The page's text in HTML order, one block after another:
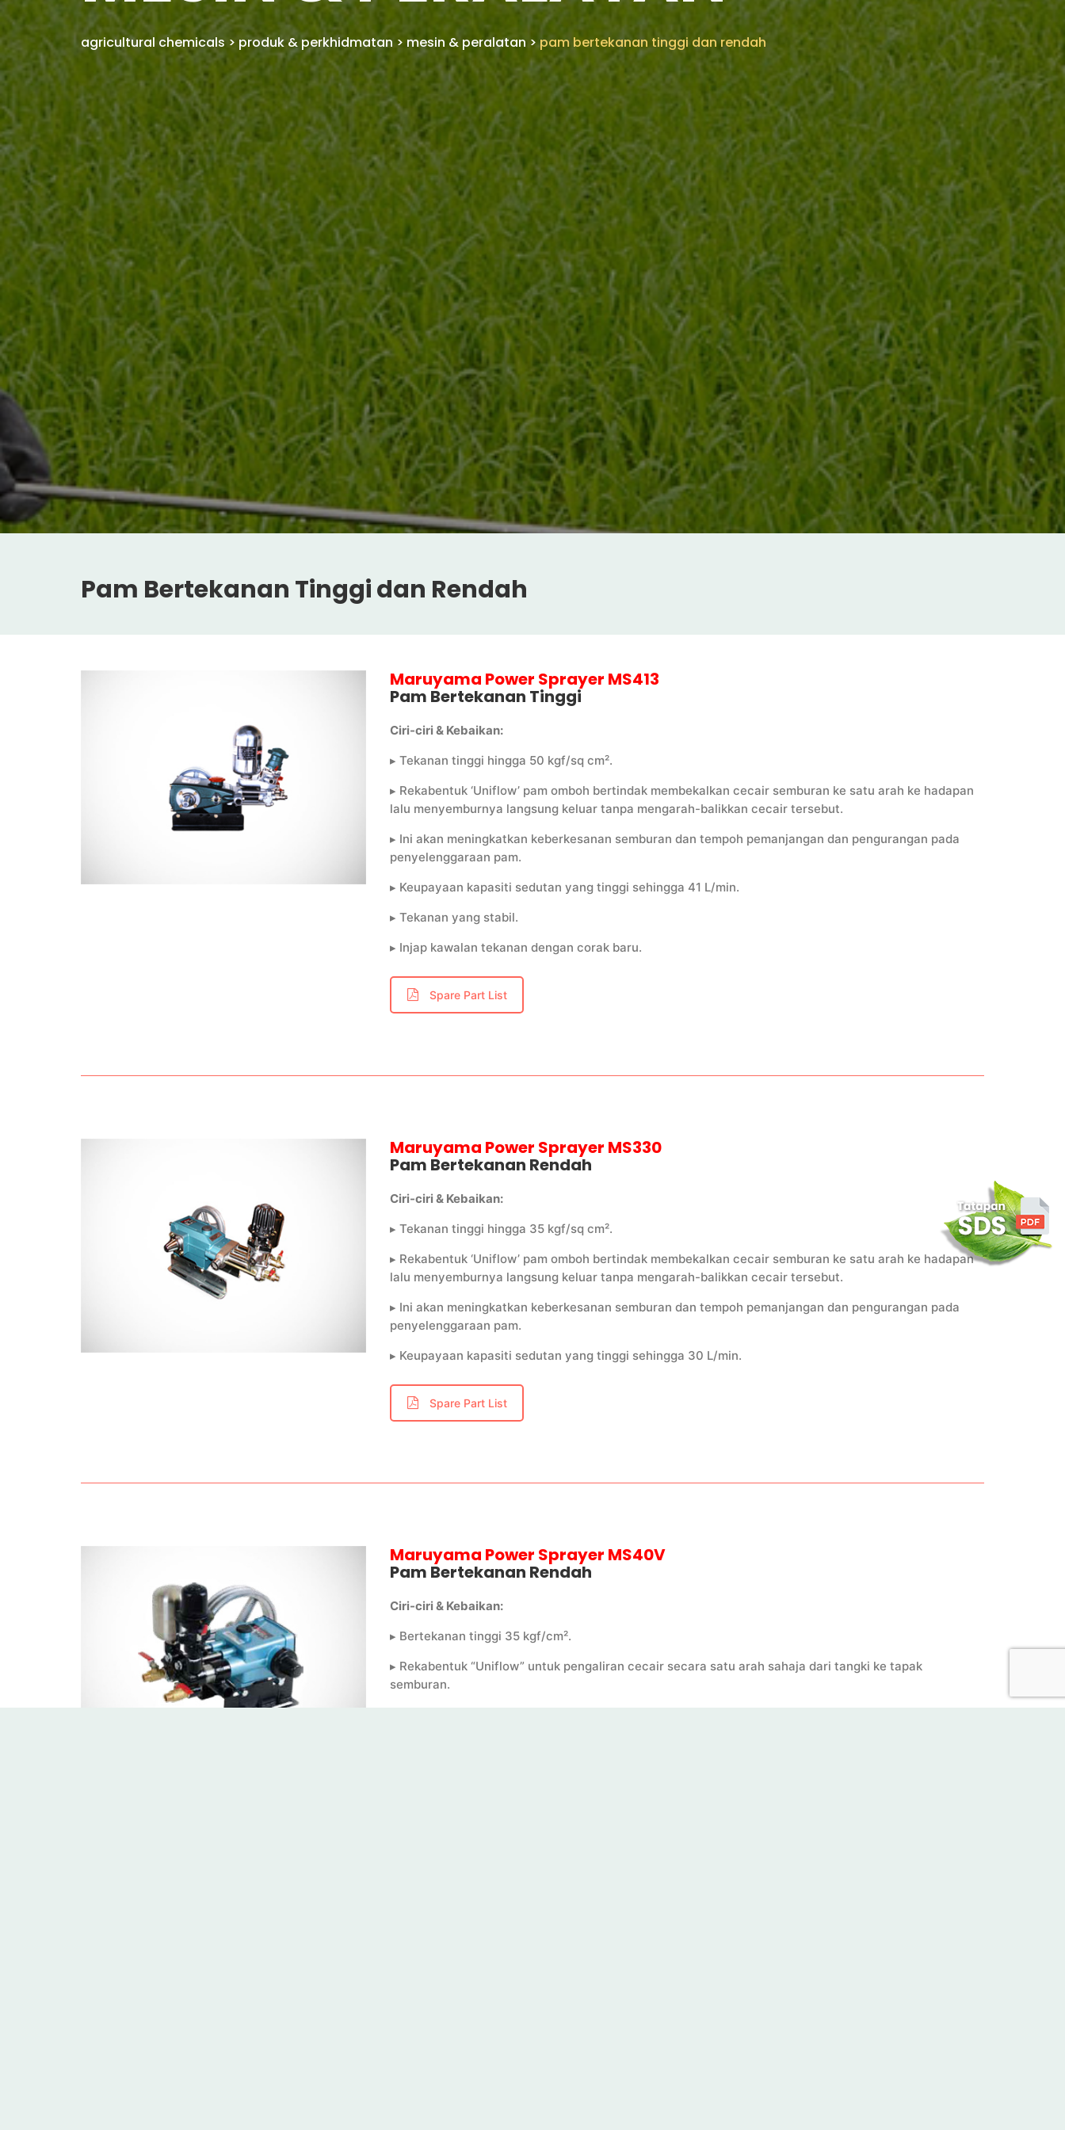
agricultural chemicals> produk & perkhidmatan > mesin & peralatan >pam bertekanan tinggi dan rendah
Pam Bertekanan Tinggi dan Rendah
Maruyama Power Sprayer MS413
Pam Bertekanan Tinggi
Ciri-ciri & Kebaikan:
▸ Tekanan tinggi hingga 50 kgf/sq cm².
▸ Rekabentuk ‘Uniflow’ pam omboh bertindak membekalkan cecair semburan ke satu arah ke hadapan
lalu menyemburnya langsung keluar tanpa mengarah-balikkan cecair tersebut.
▸ Ini akan meningkatkan keberkesanan semburan dan tempoh pemanjangan dan pengurangan pada
penyelenggaraan pam.
▸ Keupayaan kapasiti sedutan yang tinggi sehingga 41 L/min.
▸ Tekanan yang stabil.
▸ Injap kawalan tekanan dengan corak baru.
Spare Part List
Maruyama Power Sprayer MS330
Pam Bertekanan Rendah
Ciri-ciri & Kebaikan:
▸ Tekanan tinggi hingga 35 kgf/sq cm².
▸ Rekabentuk ‘Uniflow’ pam omboh bertindak membekalkan cecair semburan ke satu arah ke hadapan
lalu menyemburnya langsung keluar tanpa mengarah-balikkan cecair tersebut.
▸ Ini akan meningkatkan keberkesanan semburan dan tempoh pemanjangan dan pengurangan pada
penyelenggaraan pam.
▸ Keupayaan kapasiti sedutan yang tinggi sehingga 30 L/min.
Spare Part List
Maruyama Power Sprayer MS40V
Pam Bertekanan Rendah
Ciri-ciri & Kebaikan:
▸ Bertekanan tinggi 35 kgf/cm².
▸ Rekabentuk “Uniflow” untuk pengaliran cecair secara satu arah sahaja dari tangki ke tapak
semburan.